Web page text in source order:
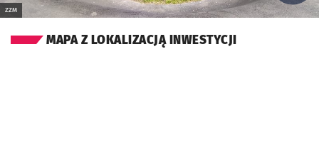
ZZM
MAPA Z LOKALIZACJĄ INWESTYCJI